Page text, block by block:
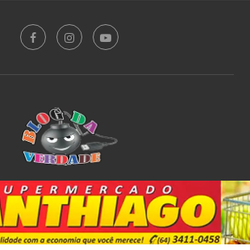
Plantão Policial Acidente
Política
Esporte
Reserved. Designed and Developed byPortalDev